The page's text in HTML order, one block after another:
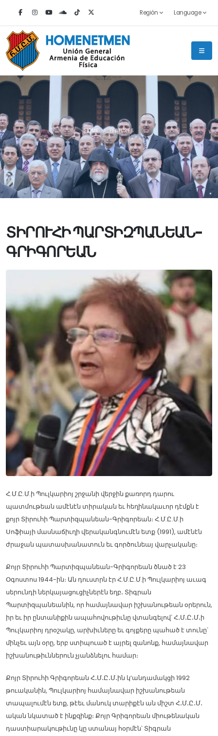
Región Language
HOME FEATURES
ՏԻՐՈՒՀԻ ՊԱՐՏԻԶՊԱՆԵԱՆ-
ԳՐԻԳՈՐԵԱՆ
Հ.Մ.Ը.Մ.ի Պուլկարիոյ շրջանի վերջին քառորդ դարու
պատմութեան ամէնէն տիրական եւ հեղինակաւոր դէմքն է
քոյր Տիրուհի Պարտիզպանեան-Գրիգորեան։ Հ.Մ.Ը.Մ.ի
Սոֆիայի մասնաճիւղի վերականգնումէն ետք (1991), ամէնէն
ժրաջան պատասխանատուն եւ գործունեայ վարչականը։
Քոյր Տիրուհի Պարտիզպանեան-Գրիգորեան ծնած է 23
Օգոստոս 1944-ին։ Ան դուստրն էր Հ.Մ.Ը.Մ.ի Պուլկարիոյ աւագ
սերունդի ներկայացուցիչներէն եղբ․ Տիգրան
Պարտիզպանեանին, որ համայնավար իշխանութեան օրերուն,
իր եւ իր ընտանիքին ապահովութիւնը վտանգելով՝ Հ․Մ․Ը․Մ․ի
Պուլկարիոյ դրօշակը, արխիւները եւ գոյքերը պահած է տունը՝
մինչեւ այն օրը, երբ ստիպուած է այրել զանոնք, համայնավար
իշխանութիւններուն չյանձնելու համար։
Քոյր Տիրուհի Գրիգորեան Հ․Մ․Ը․Մ․ին կ’անդամակցի 1992
թուականին, Պուլկարիոյ համայնավար իշխանութեան
տապալումէն ետք, թէեւ մանուկ տարիքէն ան միշտ Հ․Մ․Ը․Մ․
ական նկատած է ինքզինք։ Քոյր Գրիգորեան միութենական
դաստիարակութիւնը կը ստանայ հօրմէն՝ Տիգրան